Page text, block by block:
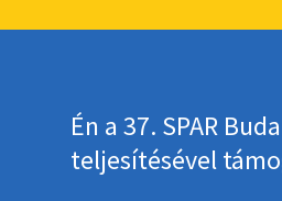
Én a 37. SPAR
teljesítésével